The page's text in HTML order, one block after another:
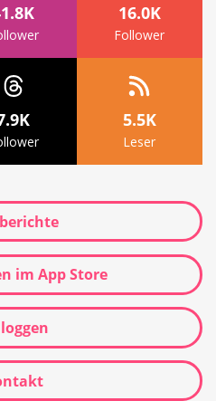
16.0K
Follower
5.5K
Leser
im App Store